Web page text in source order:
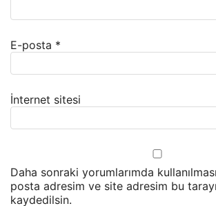
E-posta *
İnternet sitesi
Daha sonraki yorumlarımda
posta adresim ve site adresim bu
kaydedilsin.